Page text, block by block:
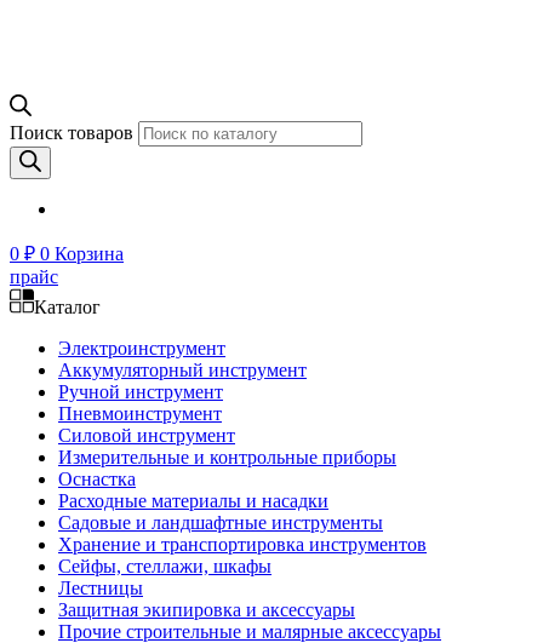
Поиск товаров
0 ₽ 0 Корзина
прайс
Каталог
Электроинструмент
Аккумуляторный инструмент
Ручной инструмент
Пневмоинструмент
Силовой инструмент
Измерительные и контрольные приборы
Оснастка
Расходные материалы и насадки
Садовые и ландшафтные инструменты
Хранение и транспортировка инструментов
Сейфы, стеллажи, шкафы
Лестницы
Защитная экипировка и аксессуары
Прочие строительные и малярные аксессуары